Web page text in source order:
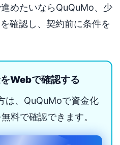
めたいならQuQuMo、少
確認し、契約前に条件を
Webで確認する
は、QuQuMoで資金化
料で確認できます。